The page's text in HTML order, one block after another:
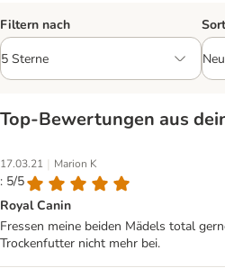
Filtern nach
Top‑Bewertungen aus
17.03.21 | Marion K
: 5/5
Royal Canin
Fressen meine beiden Mädels total
Trockenfutter nicht mehr bei.